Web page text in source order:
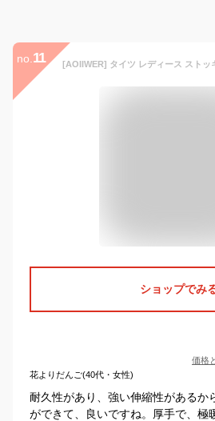
no. 11
ショップでみ
価格
花よりだんご(40代・女性)
耐久性があり、強い伸縮性があるか
ができて、良いですね。厚手で、極